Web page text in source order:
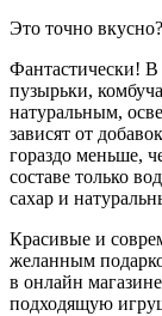
Это точно вкусно?
Фантастически! В
пузырьки,
нату­ральным,
зависят от
гораздо меньше,
составе только
сахар и
Красивые и
желанным
в онлайн
подходящую